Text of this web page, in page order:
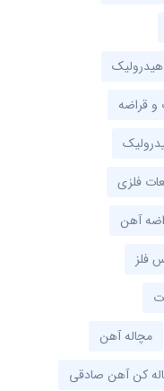
و قراضه
فلزی
آهن
فلز
مچاله آهن
کن آهن صادقی